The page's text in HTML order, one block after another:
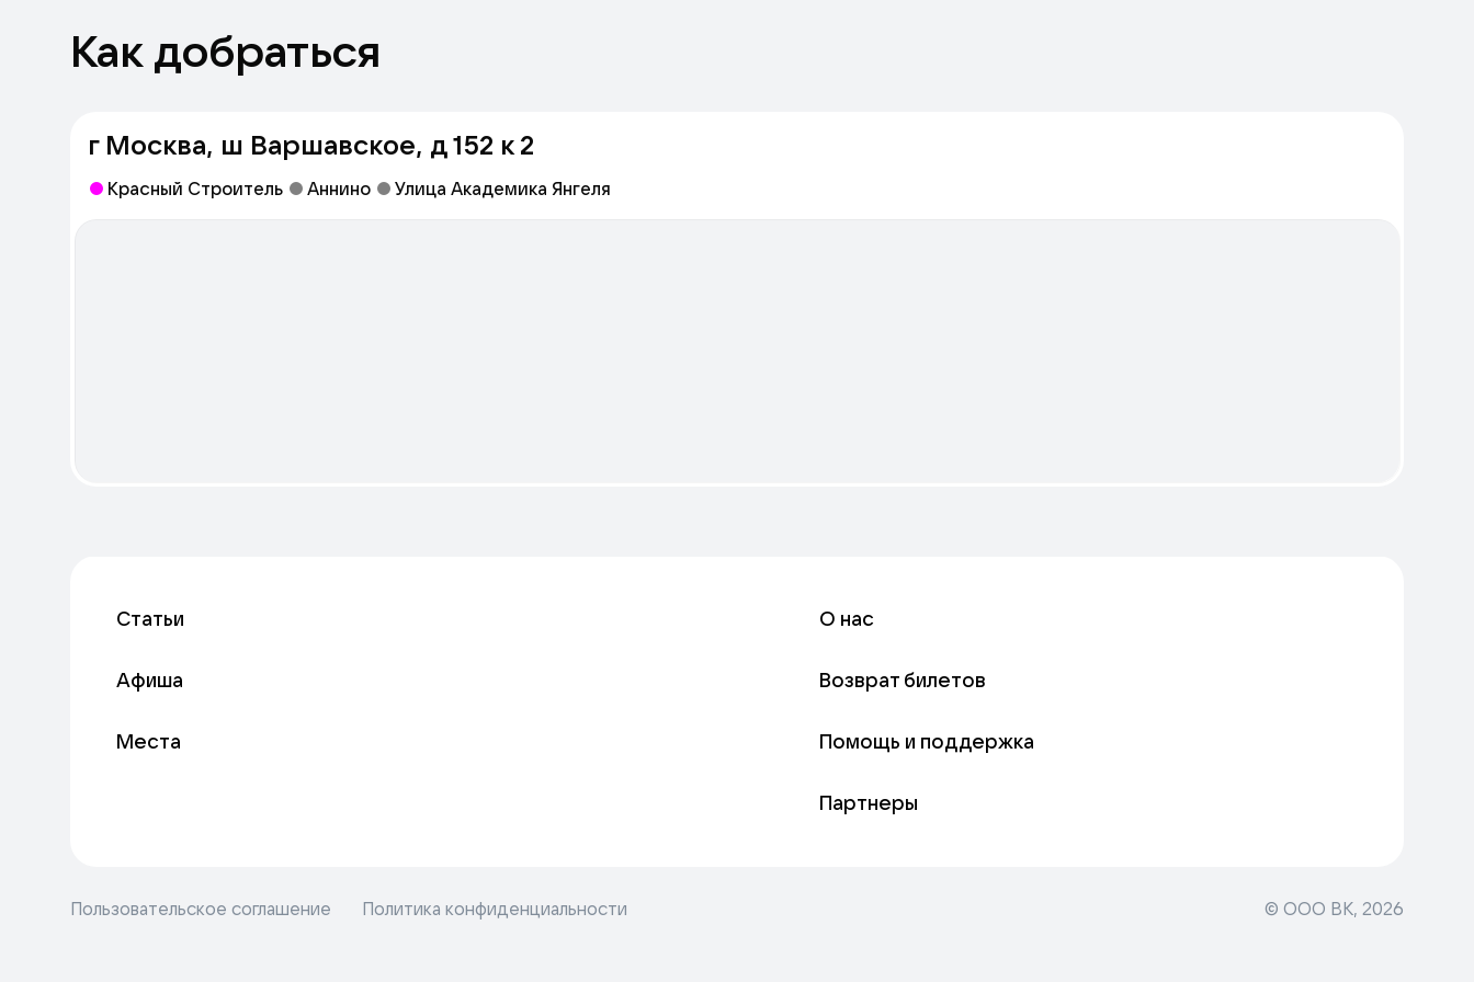
Как добраться
г Москва, ш Варшавское, д 152 к 2
Красный Строитель Аннино Улица Академика Янгеля
Статьи
Афиша
Места
О нас
Возврат билетов
Помощь и поддержка
Партнеры
Пользовательское соглашение Политика конфиденциальности © ООО ВК, 2026